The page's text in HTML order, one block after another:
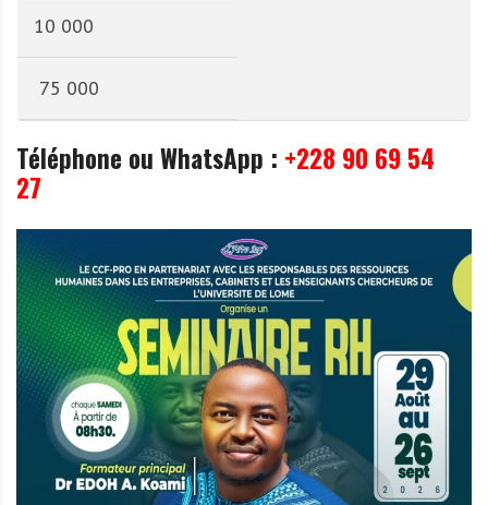
10 000
75 000
Téléphone ou WhatsApp : +228 90 69 54
27